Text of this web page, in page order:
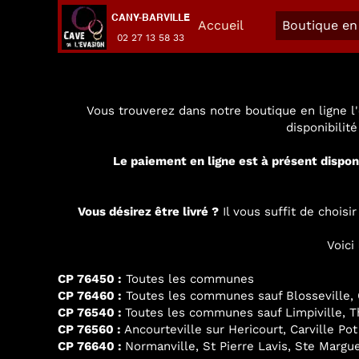
Accueil Boutique
CANY-BARVILLE
02 27 13 58 33
Vous trouverez dans notre boutique en ligne
Le paiement en ligne est à présent
Vous désirez être livré ? Il vous suffit de
Voici
CP 76450 : Toutes les communes
CP 76460 : Toutes les communes sauf
CP 76540 : Toutes les communes sauf Limpiville,
CP 76560 : Ancourteville sur Hericourt, Carville
CP 76640 : Normanville, St Pierre Lavis, Ste